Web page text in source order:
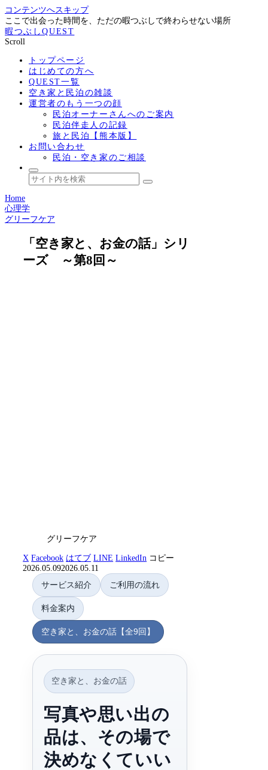
コンテンツへスキップ
ここで出会った時間を、ただの暇つぶしで終わらせない場所
暇つぶしQUEST
Scroll
トップページ
はじめての方へ
QUEST一覧
空き家と民泊の雑談
運営者のもう一つの顔
民泊オーナーさんへのご案内
民泊伴走人の記録
旅と民泊【熊本版】
お問い合わせ
民泊・空き家のご相談
Home
心理学
グリーフケア
「空き家と、お金の話」シリ
ーズ ～第8回～
グリーフケア
X Facebook はてブ LINE LinkedIn コピー
2026.05.092026.05.11
サービス紹介 ご利用の流れ
料金案内
空き家と、お金の話【全9回】
空き家と、お金の話
写真や思い出の
品は、その場で
決めなくていい